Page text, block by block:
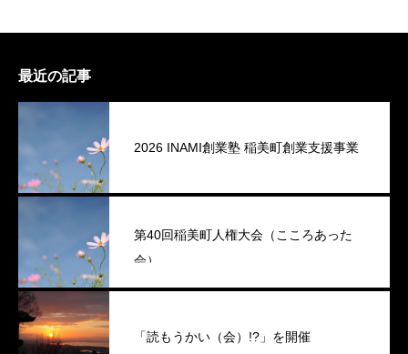
最近の記事
2026 INAMI創業塾 稲美町創業支援事業
第40回稲美町人権大会（こころあった
会）
「読もうかい（会）!?」を開催